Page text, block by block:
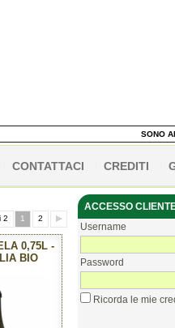
SONO
CONTATTACI CREDITI
2 1 2
0,75L -
BIO
ACCESSO
Username
Password
Ricorda le mie